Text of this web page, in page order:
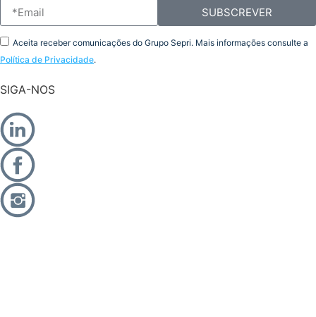
Aceita receber comunicações do Grupo Sepri. Mais informações consulte a
Política de Privacidade.
SUBSCREVER
SIGA-NOS